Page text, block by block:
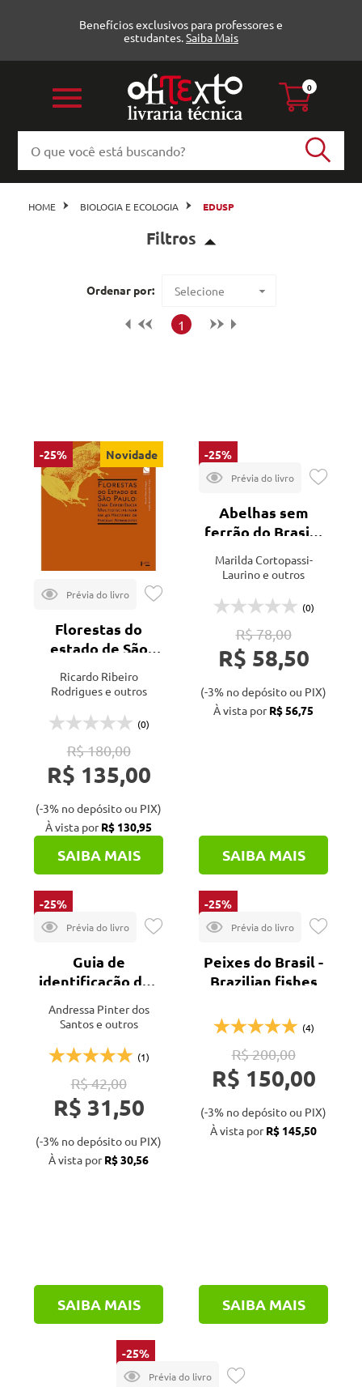
Benefícios exclusivos para professores e
estudantes. Saiba Mais
0
HOME BIOLOGIA E ECOLOGIA EDUSP
Filtros
Ordenar por: Selecione
Maior preço
1
-25% Novidade
Florestas do
estado de São
Paulo: uma
experiência
em 40 hectares
de parcelas
permanentes
Ricardo Ribeiro
Rodrigues e outros
(0)
R$ 180,00
R$ 135,00
(-3% no depósito ou PIX)
À vista porR$ 130,95
SAIBA MAIS
-25%
Abelhas sem
ferrão do Brasil -
2ª ed.
Marilda Cortopassi-
Laurino e outros
(0)
R$ 78,00
R$ 58,50
(-3% no depósito ou PIX)
À vista porR$ 56,75
SAIBA MAIS
-25%
Guia de
identificação dos
peixes da família
myctophidae do
Andressa Pinter dos
Santos e outros
(1)
R$ 42,00
R$ 31,50
(-3% no depósito ou PIX)
À vista porR$ 30,56
SAIBA MAIS
-25%
Peixes do Brasil -
Brazilian fishes
(4)
R$ 200,00
R$ 150,00
(-3% no depósito ou PIX)
À vista porR$ 145,50
SAIBA MAIS
-25%